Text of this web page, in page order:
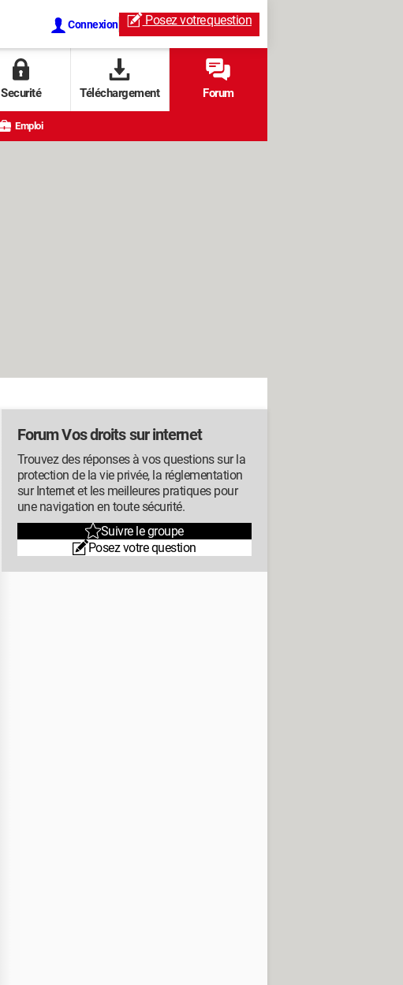
Connexion Posez votrequestion
Securité Téléchargement Forum
Emploi
Forum Vos droits sur internet
Trouvez des réponses à vos questions sur la
protection de la vie privée, la réglementation
sur Internet et les meilleures pratiques pour
une navigation en toute sécurité.
Suivre le groupe
Posez votre question